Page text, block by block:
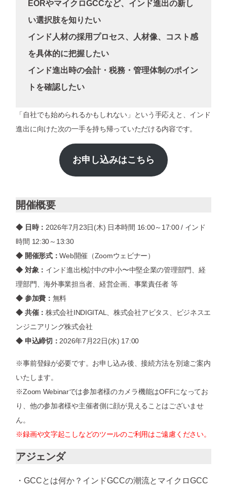
EORやマイクロGCCなど、インド進出の新し
い選択肢を知りたい
インド人材の採用プロセス、人材像、コスト感
を具体的に把握したい
インド進出時の会計・税務・管理体制のポイン
トを確認したい
「自社でも始められるかもしれない」という手応えと、インド
進出に向けた次の一手を持ち帰っていただける内容です。
お申し込みはこちら
開催概要
◆ 日時： 2026年7月23日(木) 日本時間 16:00～17:00 / インド
時間 12:30～13:30
◆ 開催形式：Web開催（Zoomウェビナー）
◆ 対象： インド進出検討中の中小〜中堅企業の管理部門、経
理部門、海外事業担当者、経営企画、事業責任者 等
◆ 参加費： 無料
◆ 共催： 株式会社INDIGITAL、株式会社アビタス、ビジネスエ
ンジニアリング株式会社
◆ 申込締切：2026年7月22日(水) 17:00
※事前登録が必要です。お申し込み後、接続方法を別途ご案内
いたします。
※Zoom Webinarでは参加者様のカメラ機能はOFFになってお
り、他の参加者様や主催者側に顔が見えることはございませ
ん。
※録画や文字起こしなどのツールのご利用はご遠慮ください。
アジェンダ
・GCCとは何か？インドGCCの潮流とマイクロGCC